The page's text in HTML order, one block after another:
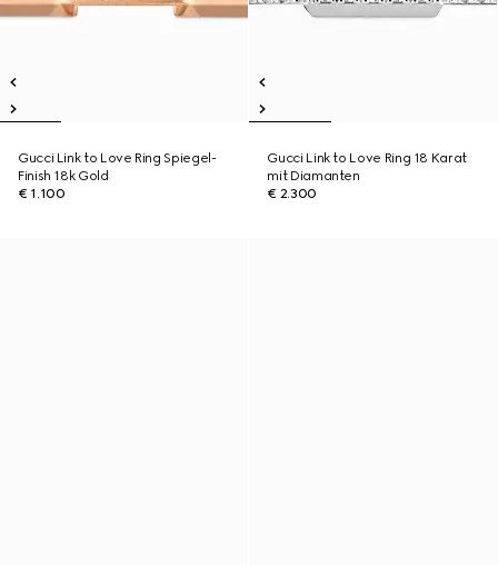
Gucci Link to Love Ring Spiegel-
Finish 18k Gold
€ 1.100
Gucci Link to Love Ring 18 Karat
mit Diamanten
€ 2.300